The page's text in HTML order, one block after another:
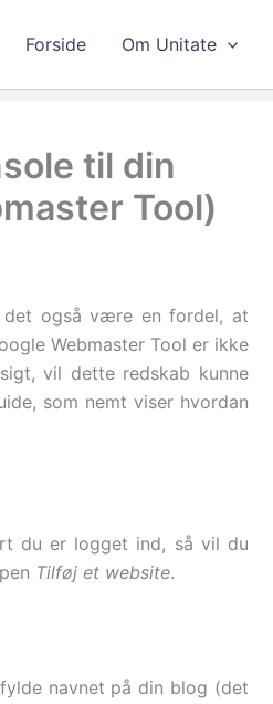
Forside Om Unitate
til din
Tool)
det også være en fordel, at
Webmaster Tool er ikke
vil dette redskab kunne
som nemt viser hvordan
du er logget ind, så vil du
Tilføj et website.
navnet på din blog (det